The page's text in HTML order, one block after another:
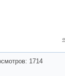
1714